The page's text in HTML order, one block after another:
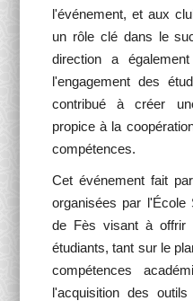
l'événement, et aux
un rôle clé dans le
direction a
l'engagement des
contribué à créer
propice à la
compétences.
Cet événement fait
organisées par l'École
de Fès visant à offrir
étudiants, tant sur le
compétences
l'acquisition des